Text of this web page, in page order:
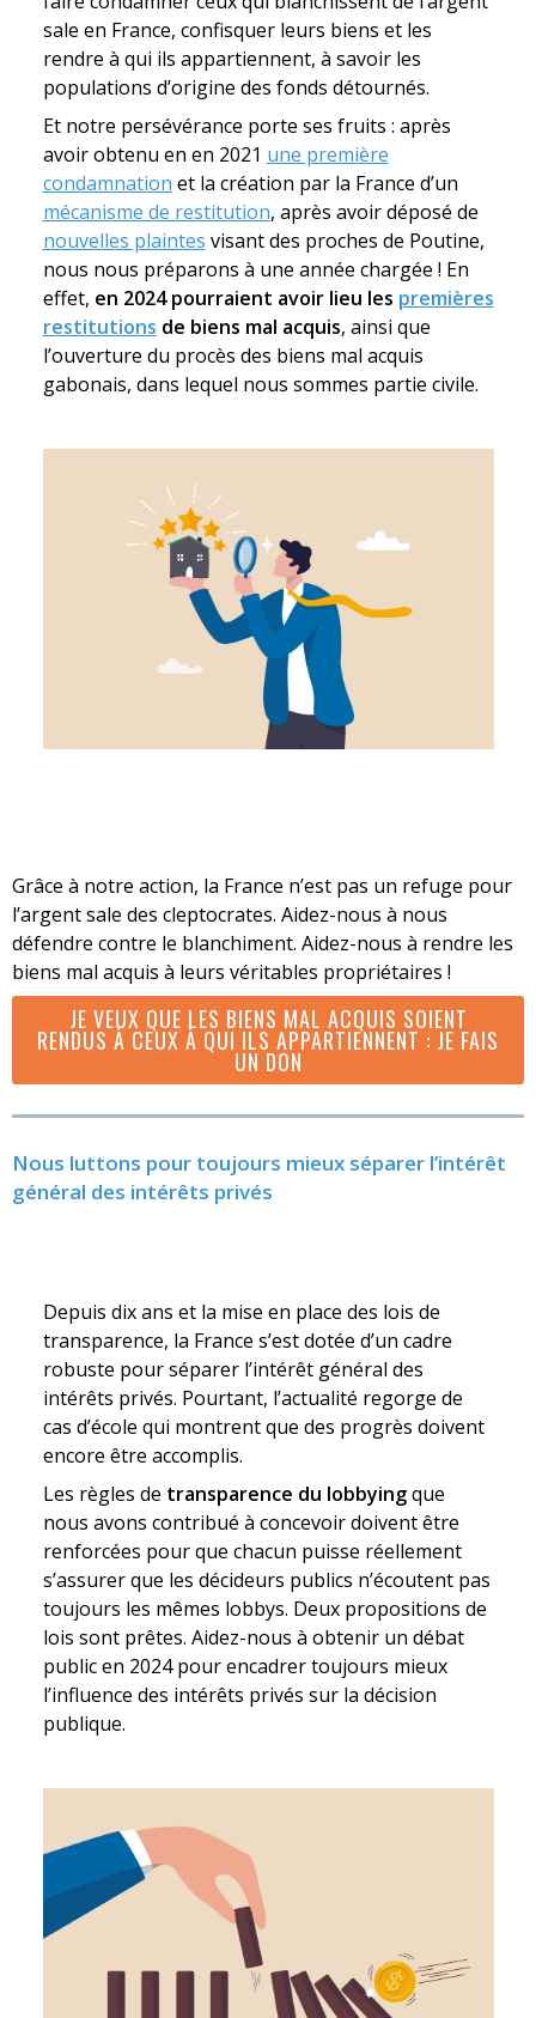
sale en France, confisquer leurs biens et les
rendre à qui ils appartiennent, à savoir les
populations d’origine des fonds détournés.
Et notre persévérance porte ses fruits : après
avoir obtenu en en 2021 une première
condamnation et la création par la France d’un
mécanisme de restitution, après avoir déposé de
nouvelles plaintes visant des proches de Poutine,
nous nous préparons à une année chargée ! En
effet, en 2024 pourraient avoir lieu les premières
restitutions de biens mal acquis, ainsi que
l’ouverture du procès des biens mal acquis
gabonais, dans lequel nous sommes partie civile.
Grâce à notre action, la France n’est pas un refuge pour
l’argent sale des cleptocrates. Aidez-nous à nous
défendre contre le blanchiment. Aidez-nous à rendre les
biens mal acquis à leurs véritables propriétaires !
JE VEUX QUE LES BIENS MAL ACQUIS SOIENT
RENDUS À CEUX À QUI ILS APPARTIENNENT : JE FAIS
UN DON
Nous luttons pour toujours mieux séparer l’intérêt
général des intérêts privés
Depuis dix ans et la mise en place des lois de
transparence, la France s’est dotée d’un cadre
robuste pour séparer l’intérêt général des
intérêts privés. Pourtant, l’actualité regorge de
cas d’école qui montrent que des progrès doivent
encore être accomplis.
Les règles de transparence du lobbyingque
nous avons contribué à concevoir doivent être
renforcées pour que chacun puisse réellement
s’assurer que les décideurs publics n’écoutent pas
toujours les mêmes lobbys. Deux propositions de
lois sont prêtes. Aidez-nous à obtenir un débat
public en 2024 pour encadrer toujours mieux
l’influence des intérêts privés sur la décision
publique.